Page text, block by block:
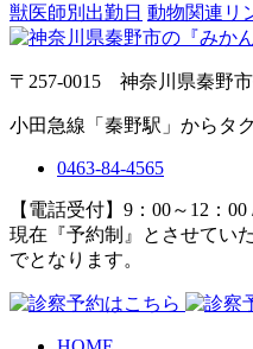
獣医師別出勤日 動物関連リ
〒257-0015 神奈川県秦野市
小田急線「秦野駅」からタ
0463-84-4565
【電話受付】9：00～12：
現在『予約制』とさせてい
でとなります。